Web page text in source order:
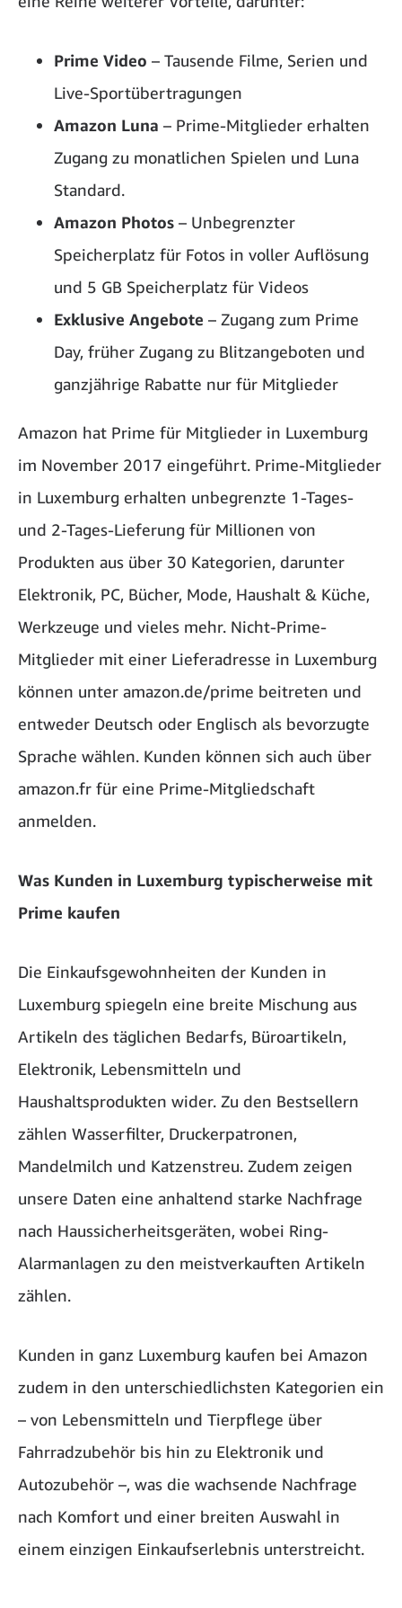
Prime Video – Tausende Filme, Serien und
Live-Sportübertragungen
Amazon Luna – Prime-Mitglieder erhalten
Zugang zu monatlichen Spielen und Luna
Standard.
Amazon Photos – Unbegrenzter
Speicherplatz für Fotos in voller Auflösung
und 5 GB Speicherplatz für Videos
Exklusive Angebote – Zugang zum Prime
Day, früher Zugang zu Blitzangeboten und
ganzjährige Rabatte nur für Mitglieder
Amazon hat Prime für Mitglieder in Luxemburg
im November 2017 eingeführt. Prime-Mitglieder
in Luxemburg erhalten unbegrenzte 1-Tages-
und 2-Tages-Lieferung für Millionen von
Produkten aus über 30 Kategorien, darunter
Elektronik, PC, Bücher, Mode, Haushalt & Küche,
Werkzeuge und vieles mehr. Nicht-Prime-
Mitglieder mit einer Lieferadresse in Luxemburg
können unter amazon.de/prime beitreten und
entweder Deutsch oder Englisch als bevorzugte
Sprache wählen. Kunden können sich auch über
amazon.fr für eine Prime-Mitgliedschaft
anmelden.
Was Kunden in Luxemburg typischerweise mit
Prime kaufen
Die Einkaufsgewohnheiten der Kunden in
Luxemburg spiegeln eine breite Mischung aus
Artikeln des täglichen Bedarfs, Büroartikeln,
Elektronik, Lebensmitteln und
Haushaltsprodukten wider. Zu den Bestsellern
zählen Wasserfilter, Druckerpatronen,
Mandelmilch und Katzenstreu. Zudem zeigen
unsere Daten eine anhaltend starke Nachfrage
nach Haussicherheitsgeräten, wobei Ring-
Alarmanlagen zu den meistverkauften Artikeln
zählen.
Kunden in ganz Luxemburg kaufen bei Amazon
zudem in den unterschiedlichsten Kategorien ein
– von Lebensmitteln und Tierpflege über
Fahrradzubehör bis hin zu Elektronik und
Autozubehör –, was die wachsende Nachfrage
nach Komfort und einer breiten Auswahl in
einem einzigen Einkaufserlebnis unterstreicht.